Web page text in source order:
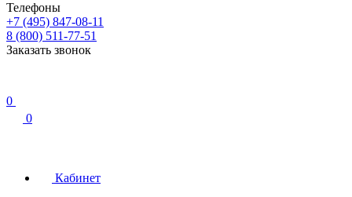
Телефоны
+7 (495) 847-08-11
8 (800) 511-77-51
Заказать звонок
0
0
Кабинет